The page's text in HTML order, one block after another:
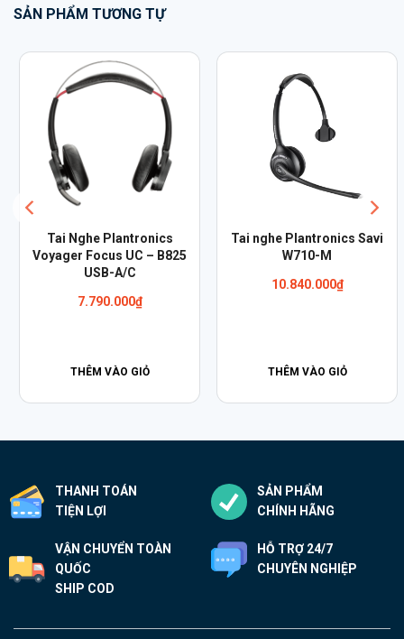
SẢN PHẨM TƯƠNG TỰ
Tai Nghe Plantronics
Voyager Focus UC – B825
USB-A/C
7.790.000₫
THÊM VÀO GIỎ
Tai nghe Plantronics Savi
W710-M
10.840.000₫
THÊM VÀO GIỎ
THANH TOÁN
TIỆN LỢI
SẢN PHẨM
CHÍNH HÃNG
VẬN CHUYỂN TOÀN
QUỐC
SHIP COD
HỖ TRỢ 24/7
CHUYÊN NGHIỆP